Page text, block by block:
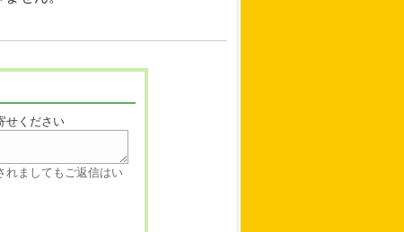
せください
れましてもご返信はい